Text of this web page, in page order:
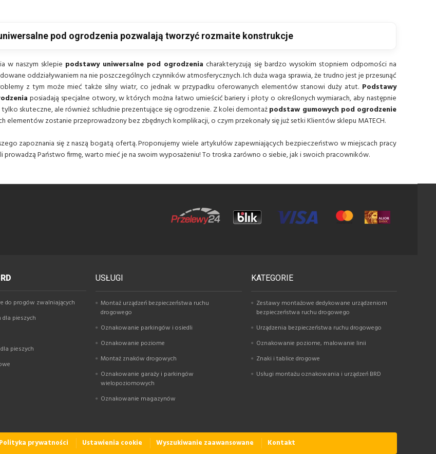
pod ogrodzenia pozwalają tworzyć rozmaite konstrukcje
w naszym sklepie podstawy uniwersalne pod ogrodzenia charakteryzują się bardzo wysokim stopniem odporności na
oddziaływaniem na nie poszczególnych czynników atmosferycznych. Ich duża waga sprawia, że trudno jest je przesunąć
z tym może mieć także silny wiatr, co jednak w przypadku oferowanych elementów stanowi duży atut.Podstawy
posiadają specjalne otwory, w których można łatwo umieścić bariery i płoty o określonych wymiarach, aby następnie
skuteczne, ale również schludnie prezentujące się ogrodzenie. Z kolei demontażpodstaw gumowych pod ogrodzenie
elementów zostanie przeprowadzony bez zbędnych komplikacji, o czym przekonały się już setki Klientów sklepu MATECH.
zapoznania się z naszą bogatą ofertą. Proponujemy wiele artykułów zapewniających bezpieczeństwo w miejscach pracy
prowadzą Państwo firmę, warto mieć je na swoim wyposażeniu! To troska zarówno o siebie, jak i swoich pracowników.
do progów zwalniających
dla pieszych
pieszych
USŁUGI
Montaż urządzeń bezpieczeństwa ruchu
drogowego
Oznakowanie parkingów i osiedli
Oznakowanie poziome
Montaż znaków drogowych
Oznakowanie garaży i parkingów
wielopoziomowych
Oznakowanie magazynów
KATEGORIE
Zestawy montażowe dedykowane urządzeniom
bezpieczeństwa ruchu drogowego
Urządzenia bezpieczeństwa ruchu drogowego
Oznakowanie poziome, malowanie linii
Znaki i tablice drogowe
Usługi montażu oznakowania i urządzeń BRD
Polityka prywatności Ustawienia cookie Wyszukiwanie zaawansowane Kontakt